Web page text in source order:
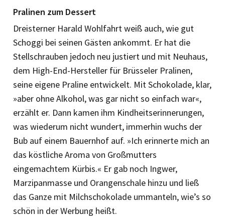
Pralinen zum Dessert
Dreisterner Harald Wohlfahrt weiß auch, wie gut
Schoggi bei seinen Gästen ankommt. Er hat die
Stellschrauben jedoch neu justiert und mit Neuhaus,
dem High-End-Hersteller für Brüsseler Pralinen,
seine eigene Praline entwickelt. Mit Schokolade, klar,
»aber ohne Alkohol, was gar nicht so einfach war«,
erzählt er. Dann kamen ihm Kindheitserinnerungen,
was wiederum nicht wundert, immerhin wuchs der
Bub auf einem Bauernhof auf. »Ich erinnerte mich an
das köstliche Aroma von Großmutters
eingemachtem Kürbis.« Er gab noch Ingwer,
Marzipanmasse und Orangenschale hinzu und ließ
das Ganze mit Milchschokolade ummanteln, wie’s so
schön in der Werbung heißt.